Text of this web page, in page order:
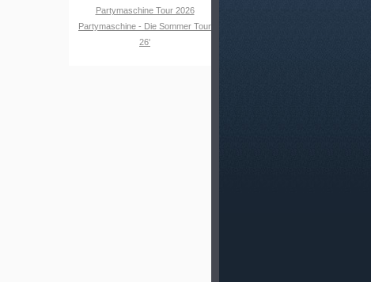
Partymaschine Tour 2026
Partymaschine - Die Sommer Tour
26'